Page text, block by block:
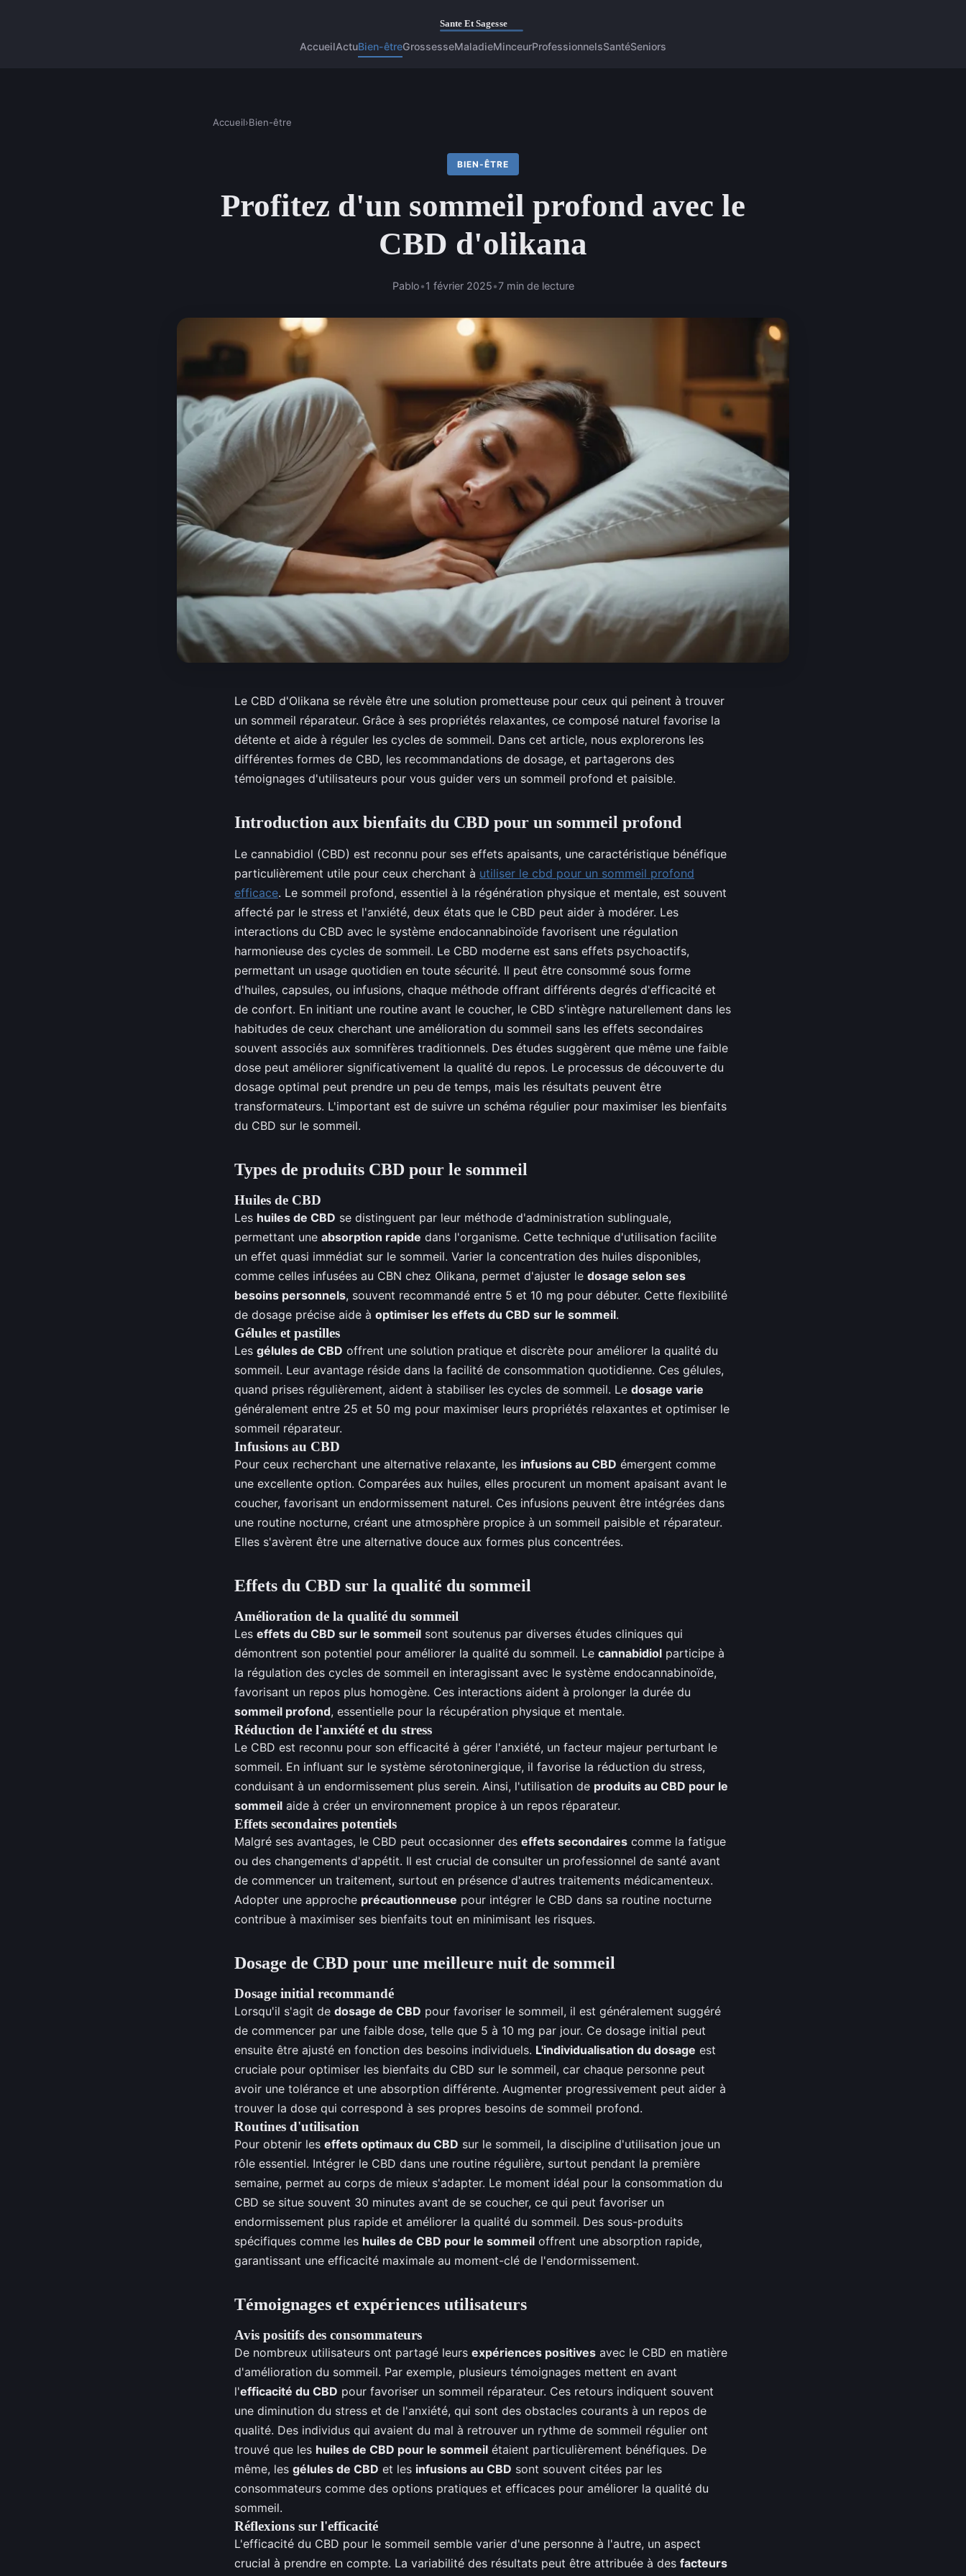
AccueilActuBien-êtreGrossesseMaladieMinceurProfessionnelsSantéSeniors
Accueil›Bien-être
BIEN-ÊTRE
Profitez d'un sommeil profond avec le
CBD d'olikana
Pablo•1 février 2025•7 min de lecture
Le CBD d'Olikana se révèle être une solution prometteuse pour ceux qui peinent à trouver
un sommeil réparateur. Grâce à ses propriétés relaxantes, ce composé naturel favorise la
détente et aide à réguler les cycles de sommeil. Dans cet article, nous explorerons les
différentes formes de CBD, les recommandations de dosage, et partagerons des
témoignages d'utilisateurs pour vous guider vers un sommeil profond et paisible.
Introduction aux bienfaits du CBD pour un sommeil profond
Le cannabidiol (CBD) est reconnu pour ses effets apaisants, une caractéristique bénéfique
particulièrement utile pour ceux cherchant à utiliser le cbd pour un sommeil profond
efficace. Le sommeil profond, essentiel à la régénération physique et mentale, est souvent
affecté par le stress et l'anxiété, deux états que le CBD peut aider à modérer. Les
interactions du CBD avec le système endocannabinoïde favorisent une régulation
harmonieuse des cycles de sommeil. Le CBD moderne est sans effets psychoactifs,
permettant un usage quotidien en toute sécurité. Il peut être consommé sous forme
d'huiles, capsules, ou infusions, chaque méthode offrant différents degrés d'efficacité et
de confort. En initiant une routine avant le coucher, le CBD s'intègre naturellement dans les
habitudes de ceux cherchant une amélioration du sommeil sans les effets secondaires
souvent associés aux somnifères traditionnels. Des études suggèrent que même une faible
dose peut améliorer significativement la qualité du repos. Le processus de découverte du
dosage optimal peut prendre un peu de temps, mais les résultats peuvent être
transformateurs. L'important est de suivre un schéma régulier pour maximiser les bienfaits
du CBD sur le sommeil.
Types de produits CBD pour le sommeil
Huiles de CBD
Les huiles de CBD se distinguent par leur méthode d'administration sublinguale,
permettant une absorption rapide dans l'organisme. Cette technique d'utilisation facilite
un effet quasi immédiat sur le sommeil. Varier la concentration des huiles disponibles,
comme celles infusées au CBN chez Olikana, permet d'ajuster le dosage selon ses
besoins personnels, souvent recommandé entre 5 et 10 mg pour débuter. Cette flexibilité
de dosage précise aide à optimiser les effets du CBD sur le sommeil.
Gélules et pastilles
Les gélules de CBD offrent une solution pratique et discrète pour améliorer la qualité du
sommeil. Leur avantage réside dans la facilité de consommation quotidienne. Ces gélules,
quand prises régulièrement, aident à stabiliser les cycles de sommeil. Le dosage varie
généralement entre 25 et 50 mg pour maximiser leurs propriétés relaxantes et optimiser le
sommeil réparateur.
Infusions au CBD
Pour ceux recherchant une alternative relaxante, les infusions au CBD émergent comme
une excellente option. Comparées aux huiles, elles procurent un moment apaisant avant le
coucher, favorisant un endormissement naturel. Ces infusions peuvent être intégrées dans
une routine nocturne, créant une atmosphère propice à un sommeil paisible et réparateur.
Elles s'avèrent être une alternative douce aux formes plus concentrées.
Effets du CBD sur la qualité du sommeil
Amélioration de la qualité du sommeil
Les effets du CBD sur le sommeil sont soutenus par diverses études cliniques qui
démontrent son potentiel pour améliorer la qualité du sommeil. Le cannabidiol participe à
la régulation des cycles de sommeil en interagissant avec le système endocannabinoïde,
favorisant un repos plus homogène. Ces interactions aident à prolonger la durée du
sommeil profond, essentielle pour la récupération physique et mentale.
Réduction de l'anxiété et du stress
Le CBD est reconnu pour son efficacité à gérer l'anxiété, un facteur majeur perturbant le
sommeil. En influant sur le système sérotoninergique, il favorise la réduction du stress,
conduisant à un endormissement plus serein. Ainsi, l'utilisation de produits au CBD pour le
sommeil aide à créer un environnement propice à un repos réparateur.
Effets secondaires potentiels
Malgré ses avantages, le CBD peut occasionner des effets secondaires comme la fatigue
ou des changements d'appétit. Il est crucial de consulter un professionnel de santé avant
de commencer un traitement, surtout en présence d'autres traitements médicamenteux.
Adopter une approche précautionneuse pour intégrer le CBD dans sa routine nocturne
contribue à maximiser ses bienfaits tout en minimisant les risques.
Dosage de CBD pour une meilleure nuit de sommeil
Dosage initial recommandé
Lorsqu'il s'agit de dosage de CBD pour favoriser le sommeil, il est généralement suggéré
de commencer par une faible dose, telle que 5 à 10 mg par jour. Ce dosage initial peut
ensuite être ajusté en fonction des besoins individuels. L'individualisation du dosage est
cruciale pour optimiser les bienfaits du CBD sur le sommeil, car chaque personne peut
avoir une tolérance et une absorption différente. Augmenter progressivement peut aider à
trouver la dose qui correspond à ses propres besoins de sommeil profond.
Routines d'utilisation
Pour obtenir les effets optimaux du CBD sur le sommeil, la discipline d'utilisation joue un
rôle essentiel. Intégrer le CBD dans une routine régulière, surtout pendant la première
semaine, permet au corps de mieux s'adapter. Le moment idéal pour la consommation du
CBD se situe souvent 30 minutes avant de se coucher, ce qui peut favoriser un
endormissement plus rapide et améliorer la qualité du sommeil. Des sous-produits
spécifiques comme les huiles de CBD pour le sommeil offrent une absorption rapide,
garantissant une efficacité maximale au moment-clé de l'endormissement.
Témoignages et expériences utilisateurs
Avis positifs des consommateurs
De nombreux utilisateurs ont partagé leurs expériences positives avec le CBD en matière
d'amélioration du sommeil. Par exemple, plusieurs témoignages mettent en avant
l'efficacité du CBD pour favoriser un sommeil réparateur. Ces retours indiquent souvent
une diminution du stress et de l'anxiété, qui sont des obstacles courants à un repos de
qualité. Des individus qui avaient du mal à retrouver un rythme de sommeil régulier ont
trouvé que les huiles de CBD pour le sommeil étaient particulièrement bénéfiques. De
même, les gélules de CBD et les infusions au CBD sont souvent citées par les
consommateurs comme des options pratiques et efficaces pour améliorer la qualité du
sommeil.
Réflexions sur l'efficacité
L'efficacité du CBD pour le sommeil semble varier d'une personne à l'autre, un aspect
crucial à prendre en compte. La variabilité des résultats peut être attribuée à des facteurs